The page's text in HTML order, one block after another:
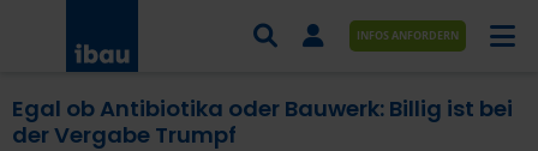
AUFTRÄGE NACH BRANCHE
INFOS ANFORDERN
Egal ob Antibiotika oder Bauwerk: Billig ist bei
der Vergabe Trumpf